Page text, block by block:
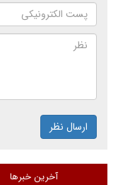
ارسال نظر
آخرین خبرها